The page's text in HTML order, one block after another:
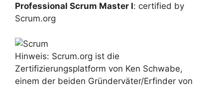
Professional Scrum Master I: certified by
Scrum.org
Hinweis: Scrum.org ist die
Zertifizierungsplatform von Ken Schwabe,
einem der beiden Gründerväter/Erfinder von